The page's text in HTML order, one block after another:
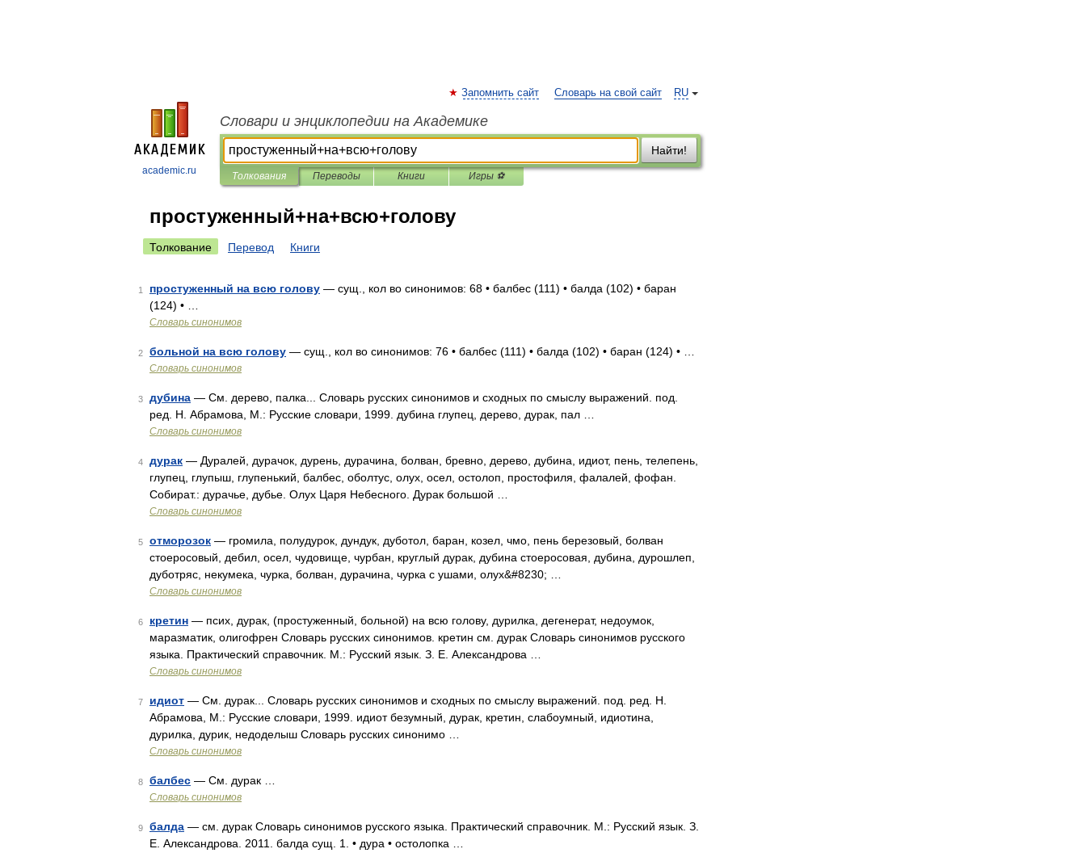
academic.ru
RU
Запомнить сайт Словарь на свой сайт
Словари и энциклопедии на Академике
Найти!
Толкования Переводы Книги Игры ⚽
простуженный+на+всю+голову
Толкование Перевод Книги
1 простуженный на всю голову — сущ., кол во синонимов: 68 • балбес (111) • балда (102) • баран
(124) • …
Словарь синонимов
2 больной на всю голову — сущ., кол во синонимов: 76 • балбес (111) • балда (102) • баран (124) • …
Словарь синонимов
3 дубина — См. дерево, палка... Словарь русских синонимов и сходных по смыслу выражений. под.
ред. Н. Абрамова, М.: Русские словари, 1999. дубина глупец, дерево, дурак, пал …
Словарь синонимов
4 дурак — Дуралей, дурачок, дурень, дурачина, болван, бревно, дерево, дубина, идиот, пень, телепень,
глупец, глупыш, глупенький, балбес, оболтус, олух, осел, остолоп, простофиля, фалалей, фофан.
Собират.: дурачье, дубье. Олух Царя Небесного. Дурак большой …
Словарь синонимов
5 отморозок — громила, полудурок, дундук, дуботол, баран, козел, чмо, пень березовый, болван
стоеросовый, дебил, осел, чудовище, чурбан, круглый дурак, дубина стоеросовая, дубина, дурошлеп,
дуботряс, некумека, чурка, болван, дурачина, чурка с ушами, олух&#8230; …
Словарь синонимов
6 кретин — псих, дурак, (простуженный, больной) на всю голову, дурилка, дегенерат, недоумок,
маразматик, олигофрен Словарь русских синонимов. кретин см. дурак Словарь синонимов русского
языка. Практический справочник. М.: Русский язык. З. Е. Александрова …
Словарь синонимов
7 идиот — См. дурак... Словарь русских синонимов и сходных по смыслу выражений. под. ред. Н.
Абрамова, М.: Русские словари, 1999. идиот безумный, дурак, кретин, слабоумный, идиотина,
дурилка, дурик, недоделыш Словарь русских синонимо …
Словарь синонимов
8 балбес — См. дурак …
Словарь синонимов
9 балда — см. дурак Словарь синонимов русского языка. Практический справочник. М.: Русский язык. З.
Е. Александрова. 2011. балда сущ. 1. • дура • остолопка …